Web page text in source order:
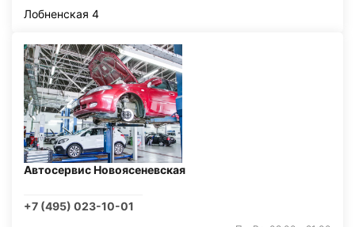
Лобненская 4
Автосервис Новоясеневская
+7 (495) 023-10-01